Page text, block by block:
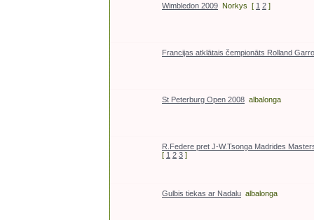
Wimbledon 2009 Norkys [ 1 2 ]
Francijas atklātais čempionāts Rolland
St Peterburg Open 2008 albalonga
R.Federe pret J-W.Tsonga Madrides
[ 1 2 3 ]
Gulbis tiekas ar Nadalu albalonga